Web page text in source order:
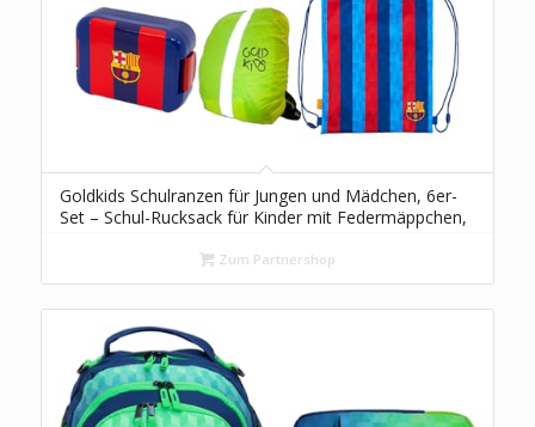
Goldkids Schulranzen für Jungen und Mädchen, 6er-
Set – Schul-Rucksack für Kinder mit Federmäppchen,
Zum Partnershop